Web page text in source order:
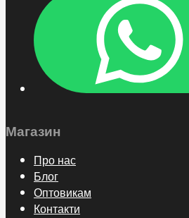
Магазин
Про нас
Блог
Оптовикам
Контакти